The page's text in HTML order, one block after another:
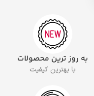
به روز ترین محصولات
با بهترین کیفیت